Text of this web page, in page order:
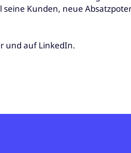
Kunden, neue
und auf LinkedIn.